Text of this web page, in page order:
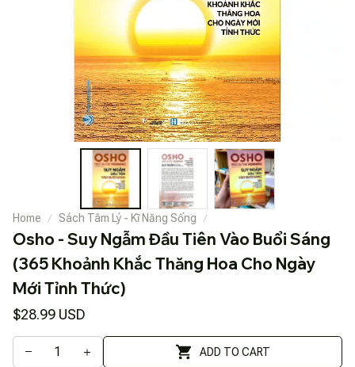
Home Sách Tâm Lý - Kĩ Năng Sống
Osho - Suy Ngẫm Đầu Tiên Vào Buổi Sáng
(365 Khoảnh Khắc Thăng Hoa Cho Ngày
Mới Tỉnh Thức)
$28.99 USD
ADD TO CART